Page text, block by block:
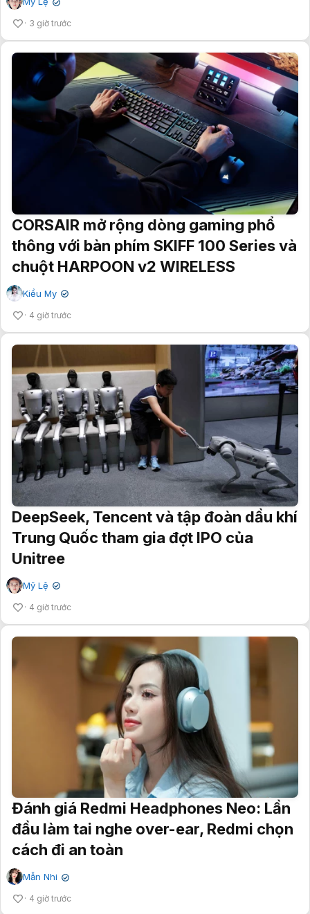
✔
3 giờ trước
CORSAIR mở rộng dòng gaming phổ
thông với bàn phím SKIFF 100 Series và
chuột HARPOON v2 WIRELESS
Kiều My ✔
4 giờ trước
DeepSeek, Tencent và tập đoàn dầu khí
Trung Quốc tham gia đợt IPO của
Unitree
Mỹ Lệ ✔
4 giờ trước
Đánh giá Redmi Headphones Neo: Lần
đầu làm tai nghe over-ear, Redmi chọn
cách đi an toàn
Mẫn Nhi ✔
4 giờ trước